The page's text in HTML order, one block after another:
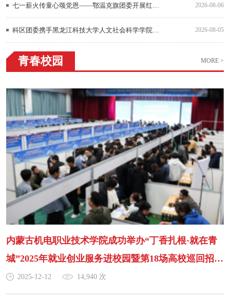
2026-08-06
2026-08-05
青春校园 MORE >
内蒙古机电职业技术学院成功举办“丁香扎根·就在青
城”2025年就业创业服务进校园暨第18场高校巡回招聘
会 2025-12-12 14,940 次